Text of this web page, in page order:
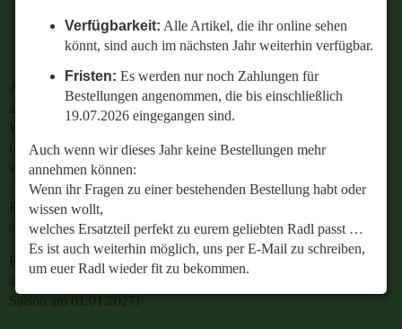
Verfügbarkeit: Alle Artikel, die ihr online sehen
könnt, sind auch im nächsten Jahr weiterhin verfügbar.
Fristen: Es werden nur noch Zahlungen für
Bestellungen angenommen, die bis einschließlich
19.07.2026 eingegangen sind.
Auch wenn wir dieses Jahr keine Bestellungen mehr
annehmen können:
Wenn ihr Fragen zu einer bestehenden Bestellung habt oder
wissen wollt,
welches Ersatzteil perfekt zu eurem geliebten Radl passt …
Es ist auch weiterhin möglich, uns per E-Mail zu schreiben,
um euer Radl wieder fit zu bekommen.
Retrobike wünscht euch eine gesunde Radlzeit und freut
Bestellungen angenommen, die bis einschließlich
19.07.2026 eingegangen sind.
Auch wenn wir dieses Jahr keine Bestellungen mehr
annehmen können:
Wenn ihr Fragen zu einer bestehenden Bestellung habt
oder wissen wollt,
welches Ersatzteil perfekt zu eurem geliebten Radl passt
…
Es ist auch weiterhin möglich, uns per E-Mail zu
schreiben, um euer Radl wieder fit zu bekommen.
Retrobike wünscht euch eine gesunde Radlzeit und freut
sich schon jetzt auf den gemeinsamen Start in die neue
Saison am 01.01.2027!